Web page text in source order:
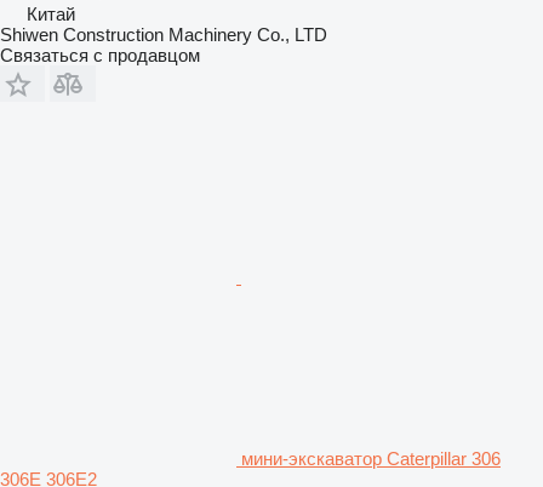
Китай
Shiwen Construction Machinery Co., LTD
Связаться с продавцом
мини-экскаватор Caterpillar 306
306E 306E2